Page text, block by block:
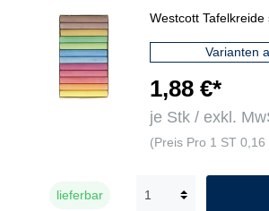
Westcott Tafelkreide
Varianten
1,88 €*
je Stk / exkl.
(Preis Pro 1 ST 0,16
lieferbar